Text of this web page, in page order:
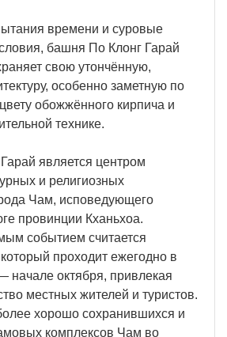
времени и суровые
башня По Клонг Гарай
свою утончённую,
особенно заметную по
обожжённого кирпича и
технике.
является центром
и религиозных
Чам, исповедующего
провинции Кханьхоа.
событием считается
проходит ежегодно в
начале октября, привлекая
местных жителей и туристов.
хорошо сохранившихся и
комплексов Чам во